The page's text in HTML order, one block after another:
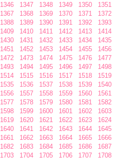
1346 1347 1348 1349 1350 1351
1367 1368 1369 1370 1371 1372
1388 1389 1390 1391 1392 1393
1409 1410 1411 1412 1413 1414
1430 1431 1432 1433 1434 1435
1451 1452 1453 1454 1455 1456
1472 1473 1474 1475 1476 1477
1493 1494 1495 1496 1497 1498
1514 1515 1516 1517 1518 1519
1535 1536 1537 1538 1539 1540
1556 1557 1558 1559 1560 1561
1577 1578 1579 1580 1581 1582
1598 1599 1600 1601 1602 1603
1619 1620 1621 1622 1623 1624
1640 1641 1642 1643 1644 1645
1661 1662 1663 1664 1665 1666
1682 1683 1684 1685 1686 1687
1703 1704 1705 1706 1707 1708